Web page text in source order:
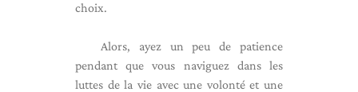
choix.
Alors, ayez un peu de patience
pendant que vous naviguez dans les
luttes de la vie avec une volonté et une